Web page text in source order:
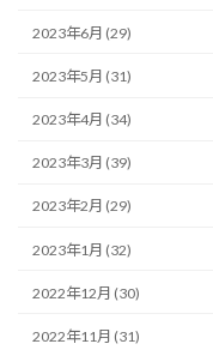
2023年6月 (29)
2023年5月 (31)
2023年4月 (34)
2023年3月 (39)
2023年2月 (29)
2023年1月 (32)
2022年12月 (30)
2022年11月 (31)